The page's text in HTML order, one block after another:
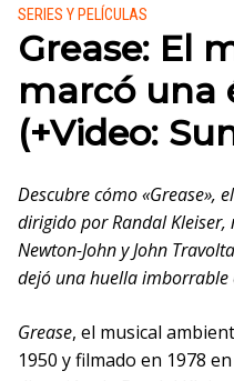
Publicado en:
SERIES Y PELÍCULAS
Grease: El
marcó una
(+Video:
Descubre cómo «Grease»,
dirigido por Randal
Newton-John y John
dejó una huella imborrable
Grease, el musical
1950 y filmado en 1978